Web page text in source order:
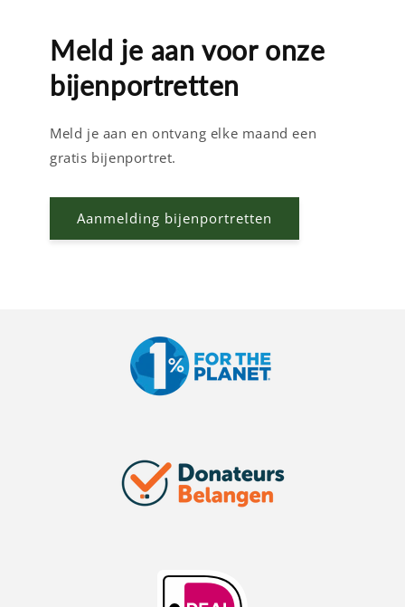
Meld je aan voor onze
bijenportretten
Meld je aan en ontvang elke maand een
gratis bijenportret.
Aanmelding bijenportretten